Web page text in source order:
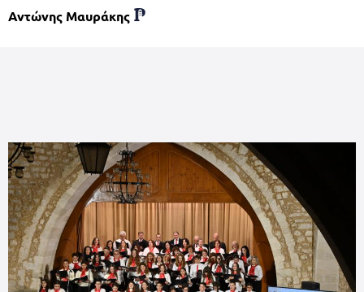
Αντώνης Μαυράκης